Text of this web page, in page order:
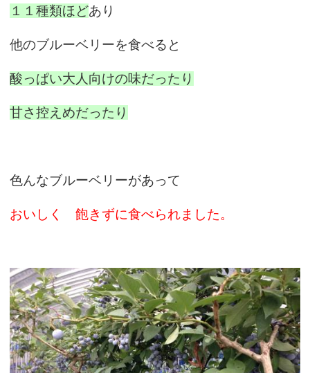
１１種類ほどあり
他のブルーベリーを食べると
酸っぱい大人向けの味だったり
甘さ控えめだったり
色んなブルーベリーがあって
おいしく 飽きずに食べられました。